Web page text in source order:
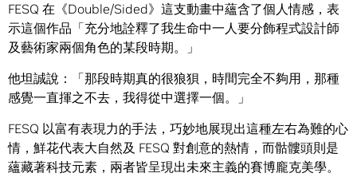
FESQ 在《Double/Sided》這支動畫中蘊含了個人情感，表
示這個作品「充分地詮釋了我生命中一人要分飾程式設計師
及藝術家兩個角色的某段時期。」
他坦誠說：「那段時期真的很狼狽，時間完全不夠用，那種
感覺一直揮之不去，我得從中選擇一個。」
FESQ 以富有表現力的手法，巧妙地展現出這種左右為難的心
情，鮮花代表大自然及 FESQ 對創意的熱情，而骷髏頭則是
蘊藏著科技元素，兩者皆呈現出未來主義的賽博龐克美學。